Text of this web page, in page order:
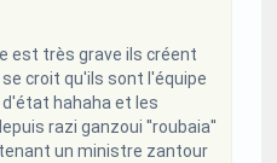
est très grave ils créent
croit qu'ils sont l'équipe
hahaha et les
razi ganzoui ''roubaia''
un ministre zantour